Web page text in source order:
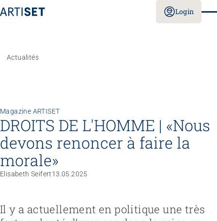
Login
Actualités
Magazine ARTISET
DROITS DE L'HOMME | «Nous
devons renoncer à faire la
morale»
Elisabeth Seifert13.05.2025
Il y a actuellement en politique une très